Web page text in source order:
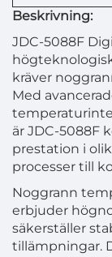
Beskrivning:
JDC-5088F
kräver
Med
är JDC-5088F
prestation i
processer till
Noggrann
erbjuder
säkerställer
tillämpningar.